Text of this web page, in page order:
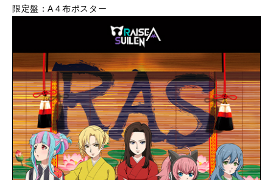
限定盤：A４布ポスター